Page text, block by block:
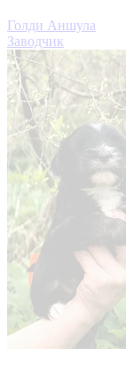
Голди Аншула
Заводчик